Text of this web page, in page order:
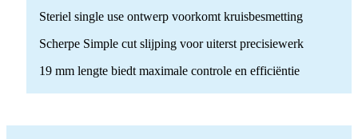
Steriel single use ontwerp voorkomt kruisbesmetting
Scherpe Simple cut slijping voor uiterst precisiewerk
19 mm lengte biedt maximale controle en efficiëntie